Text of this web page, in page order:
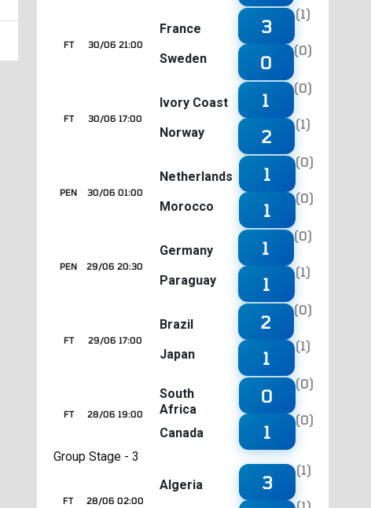
30/06 21:00
FT
France
Sweden
3
(1)
0
(0)
30/06 17:00
FT
Ivory Coast
Norway
1
(0)
2
(1)
30/06 01:00
PEN
Netherlands
Morocco
1
(0)
1
(0)
29/06 20:30
PEN
Germany
Paraguay
1
(0)
1
(1)
29/06 17:00
FT
Brazil
Japan
2
(0)
1
(1)
28/06 19:00
FT
South
Africa
Canada
0
(0)
1
(0)
Group Stage - 3
28/06 02:00
FT
Algeria
3
(1)